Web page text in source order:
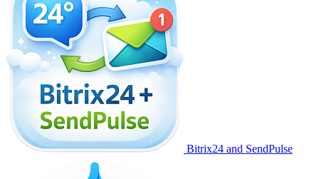
Bitrix24 and SendPulse